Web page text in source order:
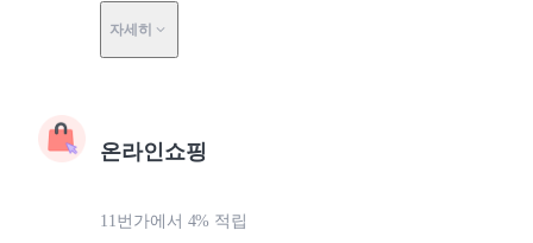
자세히
온라인쇼핑
11번가에서 4% 적립